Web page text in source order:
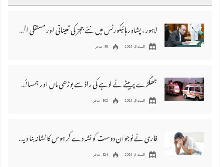
لاہور ، پشاور ہائیکورٹس میں نئے ججز کی تعیناتی اور مستقلی التواء کا شکار
اگست 5, 2026 58 مناظر
جھگڑے پر بیٹے نے لوہے کی راڈ سے بوڑھی ماں اور ہمسائی کو قتل کردیا
اگست 5, 2026 102 مناظر
قاری نے نوجوان دوست کو نشہ دے کر ہوس کا نشانہ بنا دیا، مقدمہ درج
اگست 4, 2026 124 مناظر